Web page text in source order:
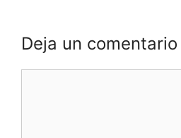
Deja un comentario